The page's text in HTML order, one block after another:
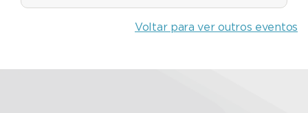
Voltar para ver outros eventos